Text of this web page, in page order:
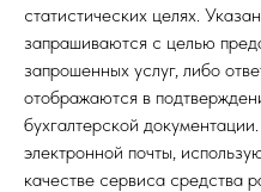
статистических целях.
запрашиваются с целью
запрошенных услуг, либо
отображаются в
бухгалтерской
электронной почты,
качестве сервиса средства